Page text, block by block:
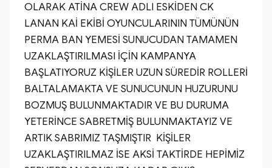
OLARAK ATİNA CREW ADLI ESKİDEN CK
LANAN KAİ EKİBİ OYUNCULARININ TÜMÜNÜN
PERMA BAN YEMESİ SUNUCUDAN TAMAMEN
UZAKLAŞTIRILMASI İÇİN KAMPANYA
BAŞLATIYORUZ KİŞİLER UZUN SÜREDİR ROLLERİ
BALTALAMAKTA VE SUNUCUNUN HUZURUNU
BOZMUŞ BULUNMAKTADIR VE BU DURUMA
YETERİNCE SABRETMİŞ BULUNMAKTAYIZ VE
ARTIK SABRIMIZ TAŞMIŞTIR  KİŞİLER
UZAKLAŞTIRILMAZ İSE AKSİ TAKTİRDE HEPİMİZ